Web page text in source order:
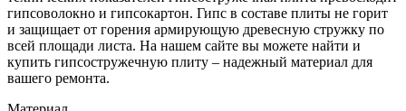
гипсоволокно и гипсокартон. Гипс в составе плиты не горит
и защищает от горения армирующую древесную стружку по
всей площади листа. На нашем сайте вы можете найти и
купить гипсостружечную плиту – надежный материал для
вашего ремонта.